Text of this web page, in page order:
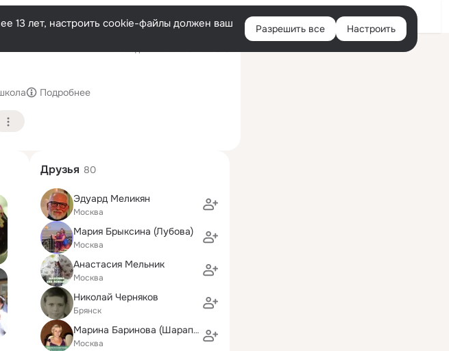
Войти
13 лет, настроить cookie-файлы должен ваш
Разрешить все Настроить
Подробнее
Друзья 80
Эдуард Меликян
Москва
Мария Брыксина (Лубова)
Москва
Анастасия Мельник
Москва
Николай Черняков
Брянск
Марина Баринова (Шарапова)
Москва